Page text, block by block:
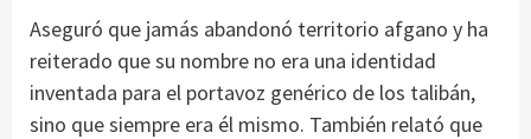
Aseguró que jamás abandonó territorio afgano y ha
reiterado que su nombre no era una identidad
inventada para el portavoz genérico de los talibán,
sino que siempre era él mismo. También relató que